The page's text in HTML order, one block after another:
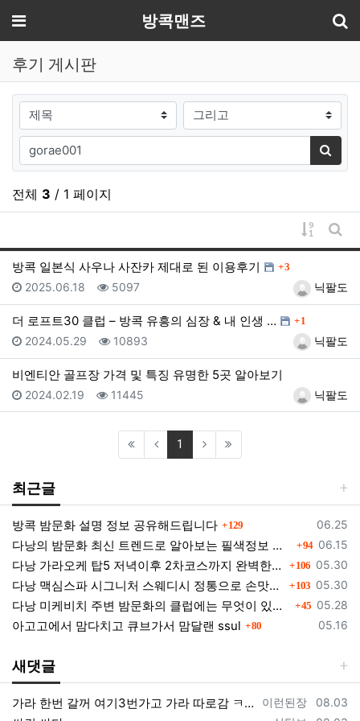
메뉴 방콕맨즈
후기 게시판
검색대상
검색어
검색
전체 3 / 1 페이지
게시물
게
방콕 일본식 사우나 사잔카 제대로 된 이용후기
댓글
3
등록자닉팔도
등록일
2025.06.18 조회
5097
더 로프트30 클럽 – 방콕 유흥의 심장 & 내 인생 … 댓글
1
등록자닉팔도
등록일
2024.05.29 조회
10893
비엔티안 골프장 가격 및 특징 유명한 5곳 알아보기
등록자닉팔도
등록일
2024.02.19 조회
11445
1 (current)
최근글
등록일
06.25
방콕 밤문화 설명 정보 공유해드립니다 댓글
129
등록일
06.15
다낭의 밤문화 최신 트렌드로 알아보는 필색정보 모음 댓글
94
등록일
05.30
다낭 가라오케 탑5 저녁이후 2차코스까지 완벽한곳들 소개 댓글
106
등록일
05.30
다낭 맥심스파 시그니처 스웨디시 정통으로 손맛을 느껴보세요. 댓글
103
등록일
05.28
다낭 미케비치 주변 밤문화의 클럽에는 무엇이 있을까? 댓글
45
등록일
05.16
아고고에서 맘다치고 큐브가서 맘달랜 ssul 댓글
80
새댓글
등록자
이런된장 등록일
08.03
가라 한번 갈꺼 여기3번가고 가라 따로감 ㅋㅋ